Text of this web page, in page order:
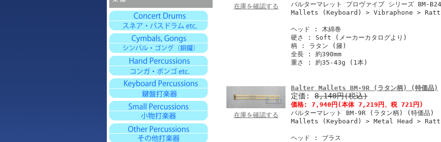
在庫を確認する
バルターマレット プロヴァイブ シリーズ BM-
Mallets (Keyboard) > Vibraphone >
ヘッド : 木綿巻
硬さ : Soft (メーカーカタログより)
柄 : ラタン (籐)
全長 : 約390mm
重さ : 約35-43g (1本)
在庫を確認する
Balter Mallets BM-9R (ラタン柄) (特価品)
定価: 8,140円(税込)
価格: 7,940円 (本体 7,219円、税 721円)
バルターマレット BM-9R (ラタン柄) (特価品)
Mallets (Keyboard) > Metal Head >
ヘッド : ブラス